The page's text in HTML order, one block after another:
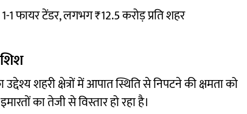
1 फायर टेंडर, लगभग ₹12.5 करोड़ प्रति शहर
शहरी क्षेत्रों में आपात स्थिति से निपटने की क्षमता को
का तेजी से विस्तार हो रहा है।